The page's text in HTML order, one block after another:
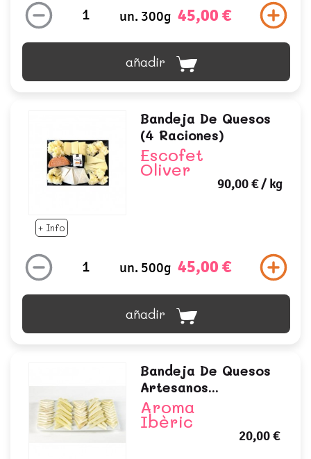
un. 300g 45,00 €
añadir
+ Info
Bandeja De Quesos
(4 Raciones)
Escofet
Oliver
90,00 €/ kg
un. 500g 45,00 €
añadir
Bandeja De Quesos
Artesanos...
Aroma
Ibèric
20,00 €